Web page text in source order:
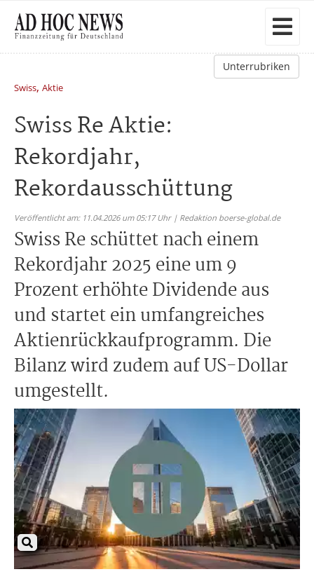
Unterrubriken
Swiss, Aktie
Swiss Re Aktie:
Rekordjahr,
Rekordausschüttung
Veröffentlicht am: 11.04.2026 um 05:17 Uhr | Redaktion boerse-global.de
Swiss Re schüttet nach einem
Rekordjahr 2025 eine um 9
Prozent erhöhte Dividende aus
und startet ein umfangreiches
Aktienrückkaufprogramm. Die
Bilanz wird zudem auf US-Dollar
umgestellt.